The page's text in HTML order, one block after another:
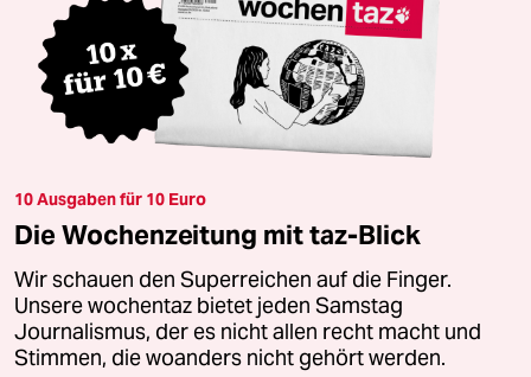
10 Ausgaben für 10 Euro
Die Wochenzeitung mit taz-Blick
Wir schauen den Superreichen auf die Finger.
Unsere wochentaz bietet jeden Samstag
Journalismus, der es nicht allen recht macht und
Stimmen, die woanders nicht gehört werden.